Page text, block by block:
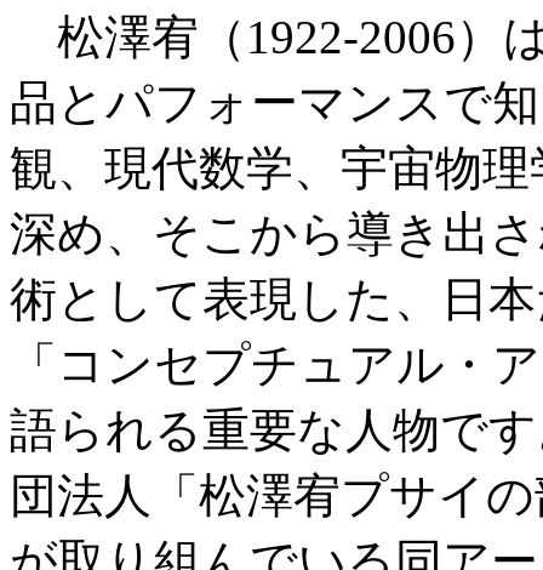
松澤宥（1922-2006）
品とパフォーマンスで
観、現代数学、宇宙物
深め、そこから導き出
術として表現した、日
「コンセプチュアル・
語られる重要な人物で
団法人「松澤宥プサイ